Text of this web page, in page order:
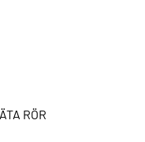
RÖR